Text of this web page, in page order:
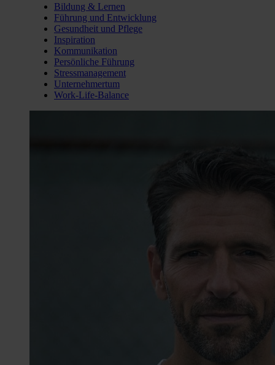
Bildung & Lernen
Führung und Entwicklung
Gesundheit und Pflege
Inspiration
Kommunikation
Persönliche Führung
Stressmanagement
Unternehmertum
Work-Life-Balance